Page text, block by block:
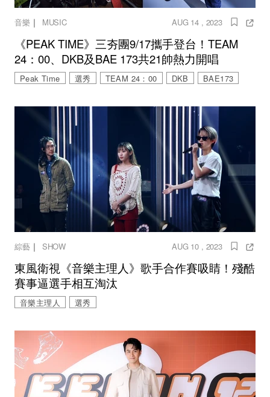
音樂 ｜ MUSIC AUG 14 , 2023
《PEAK TIME》三夯團9/17攜手登台！TEAM
24：00、DKB及BAE 173共21帥熱力開唱
Peak Time 選秀 TEAM 24：00 DKB BAE173
綜藝｜ SHOW AUG 10 , 2023
東風衛視《音樂主理人》歌手合作賽吸睛！殘酷
賽事逼選手相互淘汰
音樂主理人 選秀